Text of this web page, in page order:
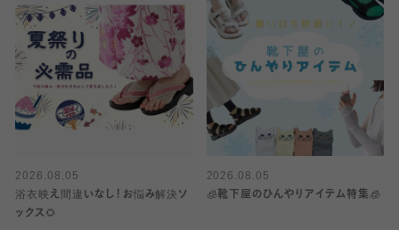
2026.08.05
浴衣映え間違いなし！お悩み解決ソ
ックス🌻
2026.08.05
🧊靴下屋のひんやりアイテム特集🧊